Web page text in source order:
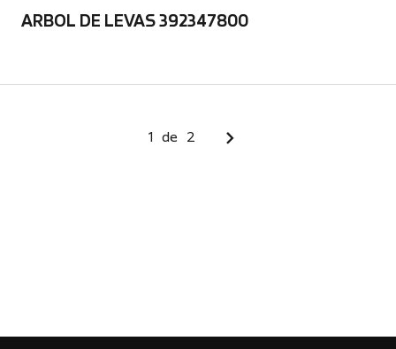
ARBOL DE LEVAS 392347800
1 de 2